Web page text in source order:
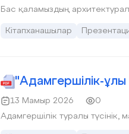
Бас қаламыздың
Кітапханашылар
"Адамгершілік-
13 Мамыр 2026
0
Адамгершілік туралы түсінік,